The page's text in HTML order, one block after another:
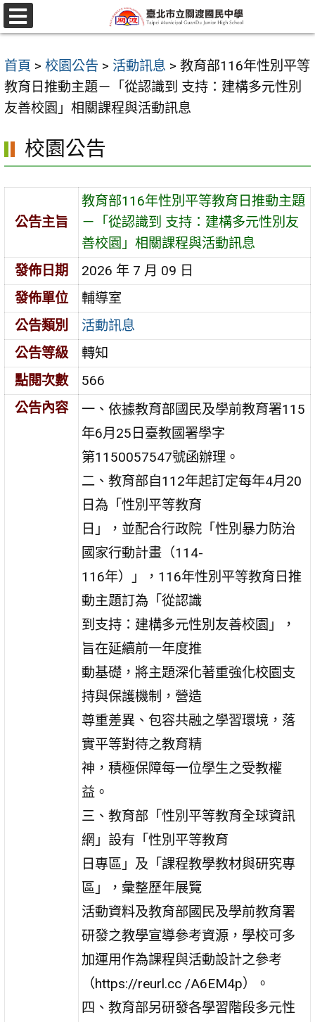
跳
至
要
內
容
選
單
首頁 > 校園公告 > 活動訊息 > 教育部116年性別平等
教育日推動主題－「從認識到 支持：建構多元性別
友善校園」相關課程與活動訊息
校園公告
公告主旨
教育部116年性別平等教育日推動主題
－「從認識到 支持：建構多元性別友
善校園」相關課程與活動訊息
發佈日期
2026 年 7 月 09 日
發佈單位
輔導室
公告類別
活動訊息
公告等級
轉知
點閱次數
566
公告內容
一、依據教育部國民及學前教育署115
年6月25日臺教國署學字
第1150057547號函辦理。
二、教育部自112年起訂定每年4月20
日為「性別平等教育
日」，並配合行政院「性別暴力防治
國家行動計畫（114-
116年）」，116年性別平等教育日推
動主題訂為「從認識
到支持：建構多元性別友善校園」，
旨在延續前一年度推
動基礎，將主題深化著重強化校園支
持與保護機制，營造
尊重差異、包容共融之學習環境，落
實平等對待之教育精
神，積極保障每一位學生之受教權
益。
三、教育部「性別平等教育全球資訊
網」設有「性別平等教育
日專區」及「課程教學教材與研究專
區」，彙整歷年展覽
活動資料及教育部國民及學前教育署
研發之教學宣導參考資源，學校可多
加運用作為課程與活動設計之參考
（https://reurl.cc /A6EM4p）。
四、教育部另研發各學習階段多元性